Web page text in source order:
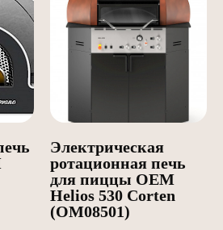
Электрическая
ротационная печь
для пиццы OEM
Helios 530 Corten
(OM08501)